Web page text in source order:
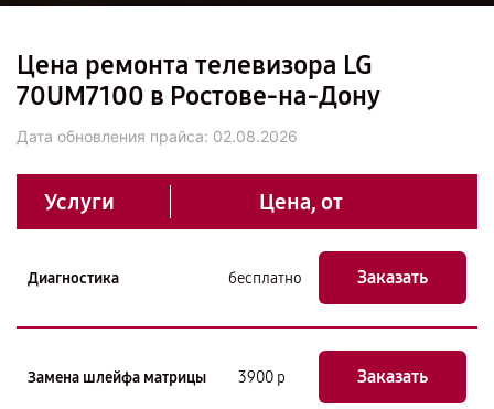
Цена ремонта телевизора LG
70UM7100 в Ростове-на-Дону
Дата обновления прайса: 02.08.2026
Услуги Цена, от
Диагностика бесплатно Заказать
Замена шлейфа матрицы 3900 р Заказать